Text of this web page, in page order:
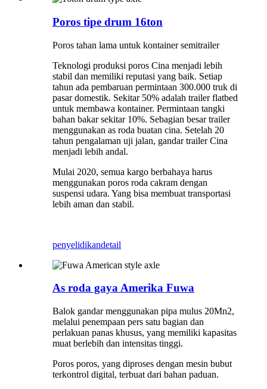
Poros tipe drum 16ton
Poros tahan lama untuk kontainer semitrailer
Teknologi produksi poros Cina menjadi lebih
stabil dan memiliki reputasi yang baik. Setiap
tahun ada pembaruan permintaan 300.000 truk di
pasar domestik. Sekitar 50% adalah trailer flatbed
untuk membawa kontainer. Permintaan tangki
bahan bakar sekitar 10%. Sebagian besar trailer
menggunakan as roda buatan cina. Setelah 20
tahun pengalaman uji jalan, gandar trailer Cina
menjadi lebih andal.
Mulai 2020, semua kargo berbahaya harus
menggunakan poros roda cakram dengan
suspensi udara. Yang bisa membuat transportasi
lebih aman dan stabil.
penyelidikandetail
As roda gaya Amerika Fuwa
Balok gandar menggunakan pipa mulus 20Mn2,
melalui penempaan pers satu bagian dan
perlakuan panas khusus, yang memiliki kapasitas
muat berlebih dan intensitas tinggi.
Poros poros, yang diproses dengan mesin bubut
terkontrol digital, terbuat dari bahan paduan.